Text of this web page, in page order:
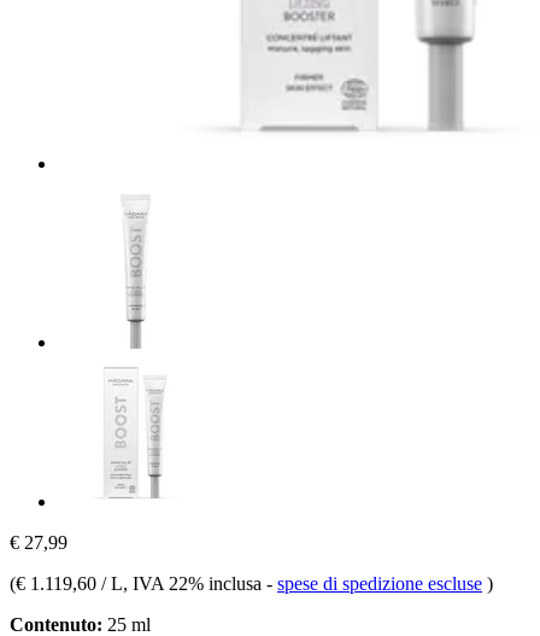
€ 27,99
(€ 1.119,60 / L, IVA 22% inclusa - spese di spedizione escluse )
Contenuto: 25 ml